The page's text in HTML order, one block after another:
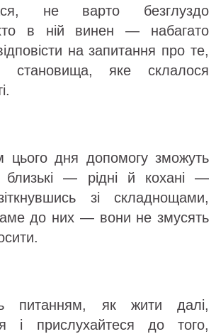
не варто безглуздо
в ній винен — набагато
на запитання про те,
становища, яке склалося
цього дня допомогу зможуть
— рідні й кохані —
зі складнощами,
до них — вони не змусять
питанням, як жити далі,
і прислухайтеся до того,